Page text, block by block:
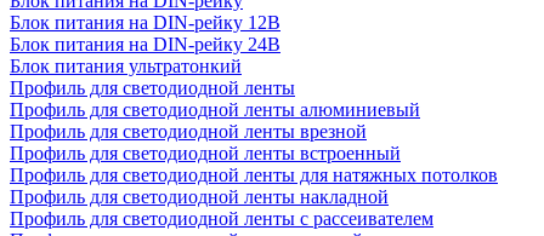
Блок питания на DIN-рейку 12В
Блок питания на DIN-рейку 24В
Блок питания ультратонкий
Профиль для светодиодной ленты
Профиль для светодиодной ленты алюминиевый
Профиль для светодиодной ленты врезной
Профиль для светодиодной ленты встроенный
Профиль для светодиодной ленты для натяжных потолков
Профиль для светодиодной ленты накладной
Профиль для светодиодной ленты с рассеивателем